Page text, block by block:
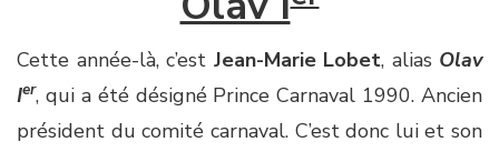
Cette année-là, c’est Jean-Marie Lobet, alias Olav
Ier, qui a été désigné Prince Carnaval 1990. Ancien
président du comité carnaval. C’est donc lui et son